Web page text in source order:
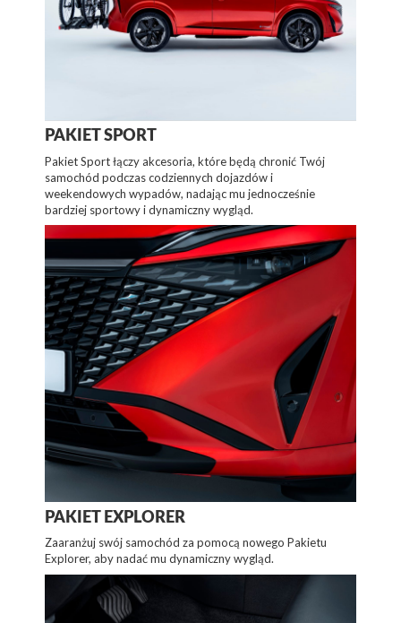
PAKIET SPORT
Pakiet Sport łączy akcesoria, które będą chronić Twój
samochód podczas codziennych dojazdów i
weekendowych wypadów, nadając mu jednocześnie
bardziej sportowy i dynamiczny wygląd.
PAKIET EXPLORER
Zaaranżuj swój samochód za pomocą nowego Pakietu
Explorer, aby nadać mu dynamiczny wygląd.